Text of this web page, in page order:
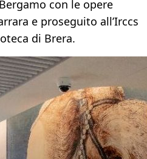
con le opere
e proseguito all’Irccs
di Brera.